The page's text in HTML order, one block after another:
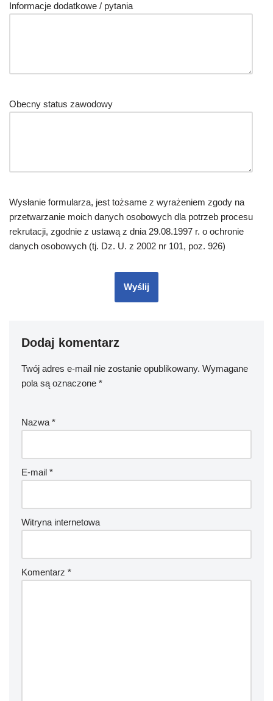
Informacje dodatkowe / pytania
Obecny status zawodowy
Wysłanie formularza, jest tożsame z wyrażeniem zgody na
przetwarzanie moich danych osobowych dla potrzeb procesu
rekrutacji, zgodnie z ustawą z dnia 29.08.1997 r. o ochronie
danych osobowych (tj. Dz. U. z 2002 nr 101, poz. 926)
Dodaj komentarz
Twój adres e-mail nie zostanie opublikowany. Wymagane
pola są oznaczone *
Nazwa *
E-mail *
Witryna internetowa
Komentarz *